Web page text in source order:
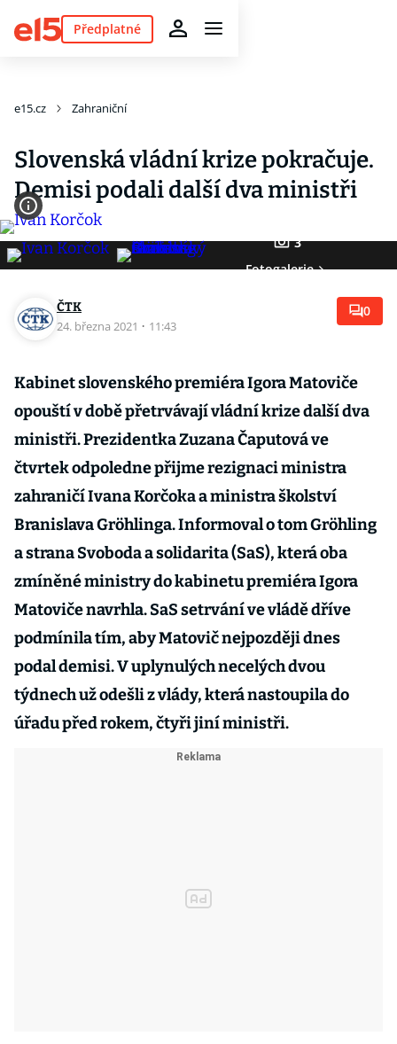
Předplatné
e15.cz Zahraniční
Slovenská vládní krize pokračuje.
Demisi podali další dva ministři
3
Fotogalerie
ČTK
24. března 2021 · 11:43
0
Kabinet slovenského premiéra Igora Matoviče
opouští v době přetrvávají vládní krize další dva
ministři. Prezidentka Zuzana Čaputová ve
čtvrtek odpoledne přijme rezignaci ministra
zahraničí Ivana Korčoka a ministra školství
Branislava Gröhlinga. Informoval o tom Gröhling
a strana Svoboda a solidarita (SaS), která oba
zmíněné ministry do kabinetu premiéra Igora
Matoviče navrhla. SaS setrvání ve vládě dříve
podmínila tím, aby Matovič nejpozději dnes
podal demisi. V uplynulých necelých dvou
týdnech už odešli z vlády, která nastoupila do
úřadu před rokem, čtyři jiní ministři.